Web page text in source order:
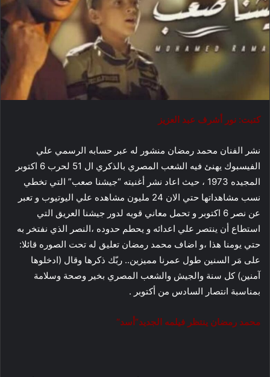
ي
ا
إ
و
ي
ا
كتبت: نور أشرف عبد العزيز
نشر الفنان محمد رمضان منشور له عبر حسابه الرسمي علي
الفيسبوك يهنئ فيه الشعب المصري بالذكري ال 51 لحرب 6 اكتوبر
المجيده 1973 ، حيث اعاد نشر أغنيته “جيشنا صعب” التي تخطي
نسب مشاهداتها حتي الان 24 مليون مشاهده علي اليوتيوب و تعبر
عن نصر 6 اكتوبر و تحمل معاني قويه لدور جيشنا العريق التي
استطاع أن ينتصر علي اعدائه و يحطم حدوده ،النصر الذي نفتخر به
حتي يومنا هذا ،و اضاف محمد رمضان تعليق له تحت الصوره قائلا:
على مَر السنين طول عمرنا مميزين.. ربّك ذكرها وقال (ادخلوها
آمنين) كل سنة والجيش والشعب المصري بخير وصحة وسلامة
بمناسبة انتصار السادس من أكتوبر .
محمد رمضان ينتظر فيلمه الجديد”أسد”